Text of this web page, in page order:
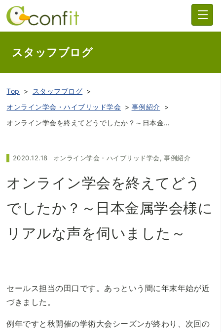
スタッフブログ
Top
スタッフブログ
オンライン学会・ハイブリッド学会
事例紹介
オンライン学会を終えてどうでしたか？～日本金属学会様にリアルな声を伺いました～
2020.12.18 オンライン学会・ハイブリッド学会,事例紹介
オンライン学会を終えてどう
でしたか？～日本金属学会様に
リアルな声を伺いました～
セールス担当の田口です。あっという間に年末年始が近
づきました。
例年ですと秋開催の学術大会シーズンが終わり、次回の